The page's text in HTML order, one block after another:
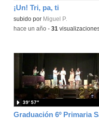
¡Un! Tri, pa, ti
subido por Miguel P.
-hace un año- 31
39′ 57″